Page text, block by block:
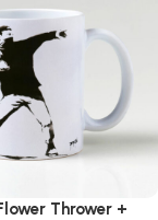
Thrower +